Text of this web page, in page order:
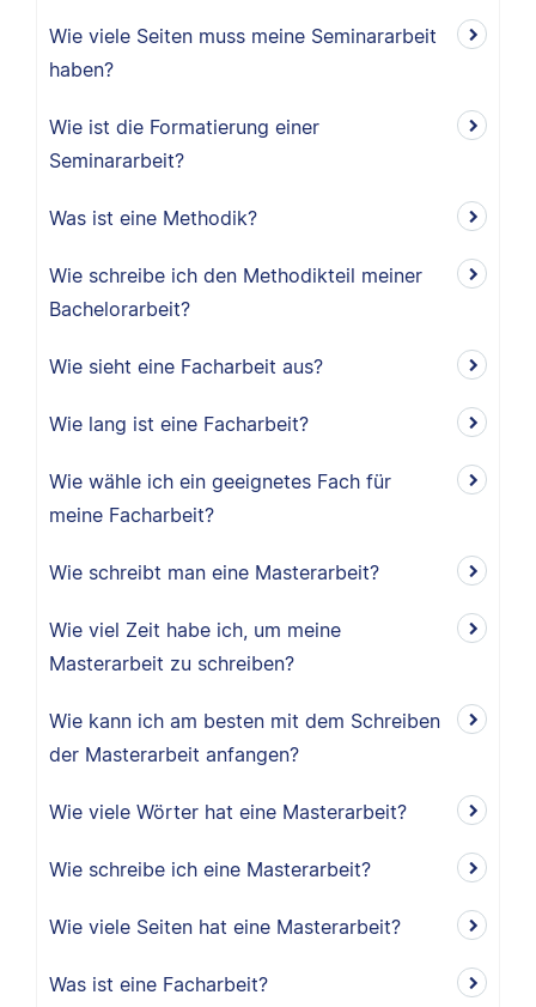
Wie viele Seiten muss meine Seminararbeit
haben?
Wie ist die Formatierung einer
Seminararbeit?
Was ist eine Methodik?
Wie schreibe ich den Methodikteil meiner
Bachelorarbeit?
Wie sieht eine Facharbeit aus?
Wie lang ist eine Facharbeit?
Wie wähle ich ein geeignetes Fach für
meine Facharbeit?
Wie schreibt man eine Masterarbeit?
Wie viel Zeit habe ich, um meine
Masterarbeit zu schreiben?
Wie kann ich am besten mit dem Schreiben
der Masterarbeit anfangen?
Wie viele Wörter hat eine Masterarbeit?
Wie schreibe ich eine Masterarbeit?
Wie viele Seiten hat eine Masterarbeit?
Was ist eine Facharbeit?